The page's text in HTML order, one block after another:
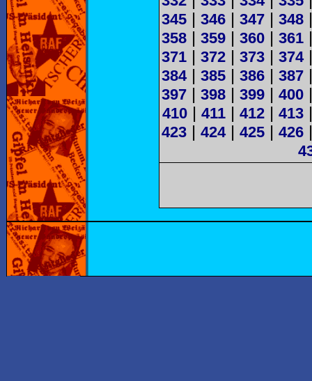
345 | 346 | 347 | 348
358 | 359 | 360 | 361
371 | 372 | 373 | 374
384| 385 | 386 | 387
397 | 398 | 399 | 400
410| 411| 412| 413
423 | 424| 425 | 426